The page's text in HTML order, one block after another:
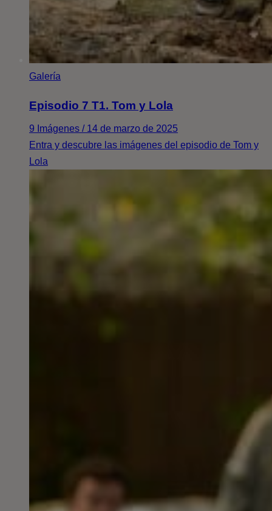
Galería
Episodio 7 T1. Tom y Lola
9 Imágenes / 14 de marzo de 2025
Entra y descubre las imágenes del episodio de Tom y
Lola